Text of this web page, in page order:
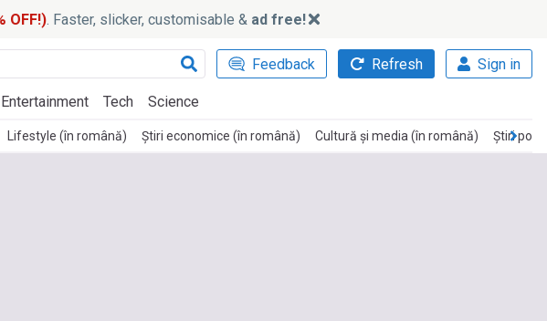
OFF!). Faster, slicker, customisable & ad free!
Feedback Refresh Sign in
Entertainment Tech Science
Lifestyle (în română) Știri economice (în română) Cultură și media (în română) Știri